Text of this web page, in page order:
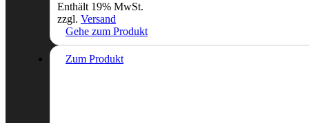
Enthält 19% MwSt.
zzgl. Versand
Gehe zum Produkt
Zum Produkt